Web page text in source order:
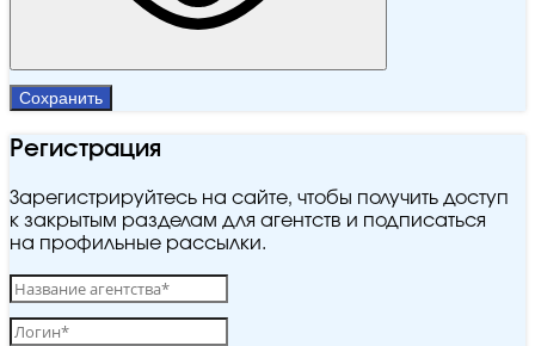
Сохранить
Регистрация
Зарегистрируйтесь на сайте, чтобы получить доступ
к закрытым разделам для агентств и подписаться
на профильные рассылки.